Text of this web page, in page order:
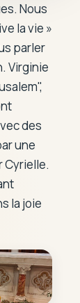
Nous
la vie »
parler
Virginie
des
une
Cyrielle.
la joie